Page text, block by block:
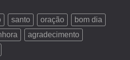
santo oração
bom dia
agradecimento